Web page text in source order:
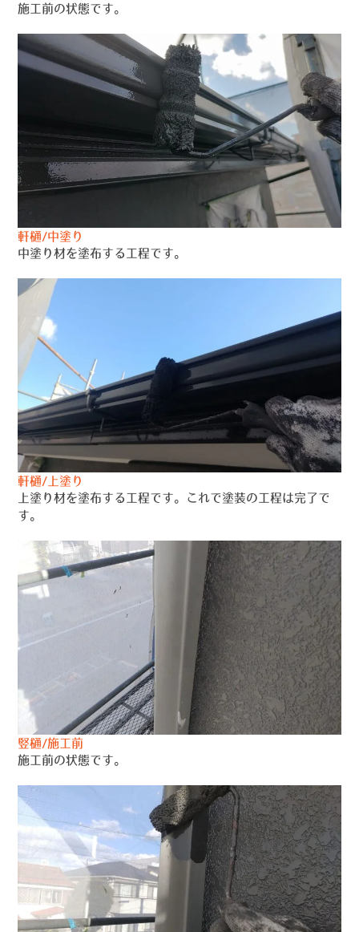
施工前の状態です。
軒樋/中塗り
中塗り材を塗布する工程です。
軒樋/上塗り
上塗り材を塗布する工程です。これで塗装の工程は完了で
す。
竪樋/施工前
施工前の状態です。